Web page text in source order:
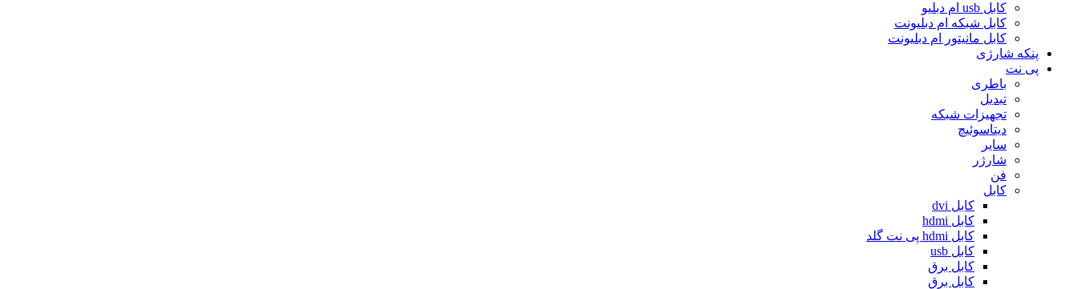
کابل usb ام دبلیو
کابل شبکه ام دبلیونت
کابل مانیتور ام دبلیونت
پنکه شارژی
پی نت
باطری
تبدیل
تجهیزات شبکه
دیتاسوئیچ
سایر
شارژر
فن
کابل
کابل dvi
کابل hdmi
کابل hdmi پی نت گلد
کابل usb
کابل برق
کابل برق